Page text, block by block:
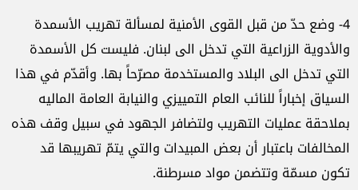
4- وضع حدّ من قبل القوى الأمنية لمسألة تهريب الأسمدة
والأدوية الزراعية التي تدخل الى لبنان. فليست كل الأسمدة
التي تدخل الى البلاد والمستخدمة مصرّحاً بها. وأقدّم في هذا
السياق إخباراً للنائب العام التمييزي والنيابة العامة الماليه
بملاحقة عمليات التهريب ولتضافر الجهود في سبيل وقف هذه
المخالفات باعتبار أن بعض المبيدات والتي يتمّ تهريبها قد
تكون مسمّة وتتضمن مواد مسرطنة.